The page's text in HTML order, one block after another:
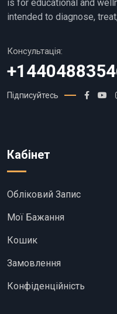
is for educational and
intended to diagnose,
Консультація:
Підписуйтесь
Кабінет
Обліковий Запис
Мої Бажання
Кошик
Замовлення
Конфіденційність